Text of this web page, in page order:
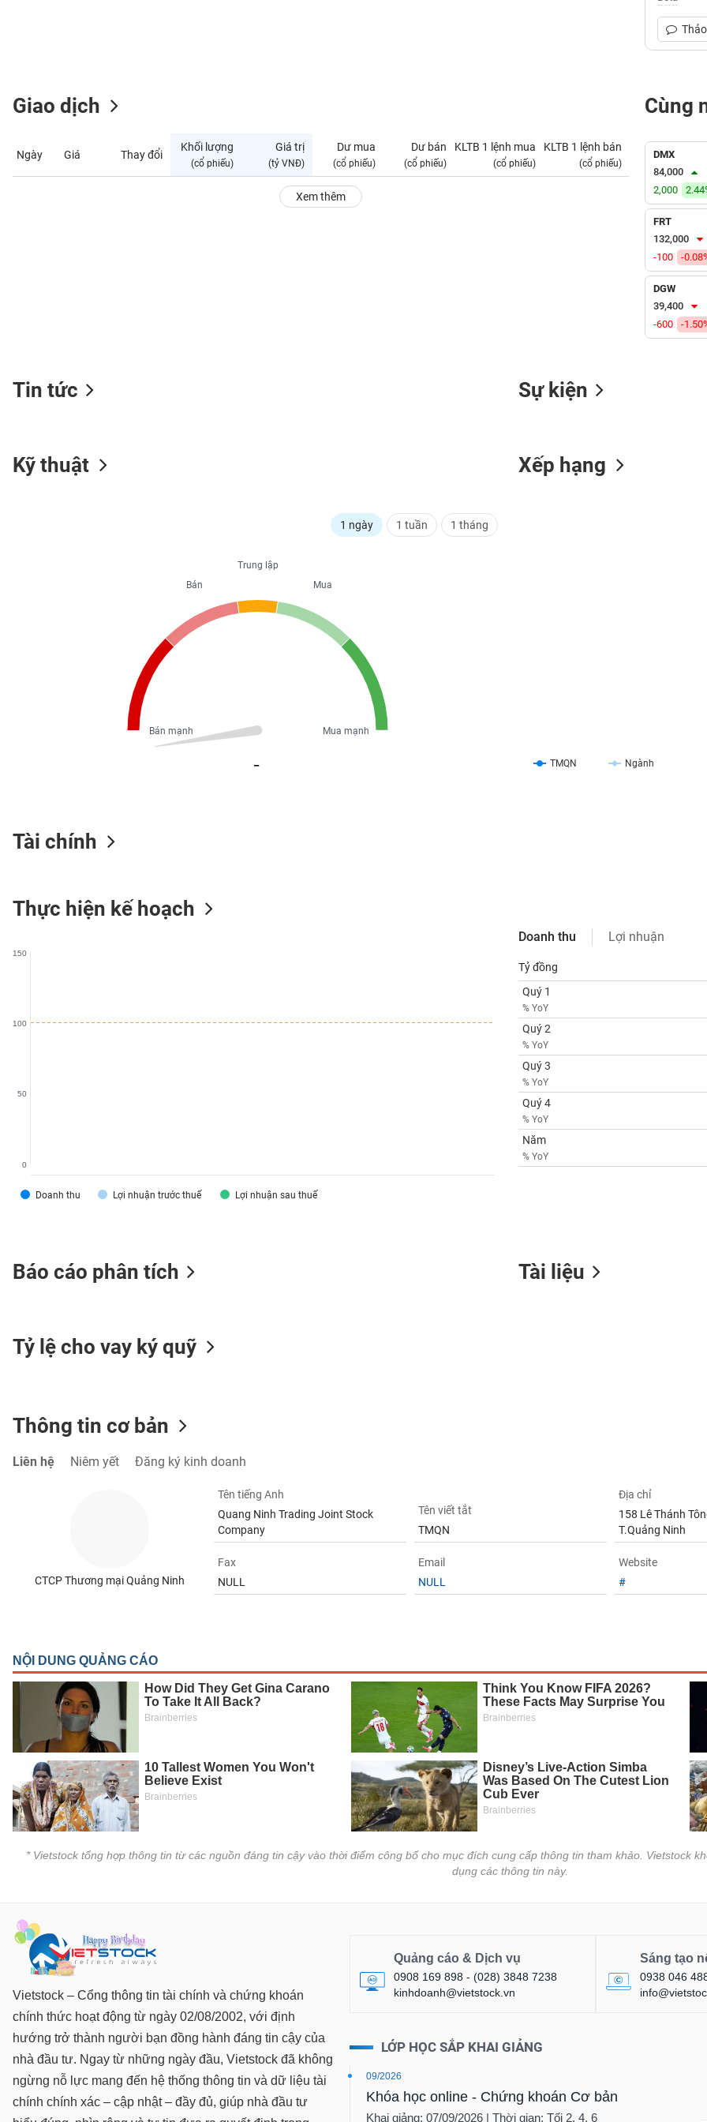
Giao dịch
Ngày Giá Thay đổi
Khối lượng
(cổ phiếu)
Giá trị
(tỷ VNĐ)
Dư mua
(cổ phiếu)
Dư bán
(cổ phiếu)
KLTB 1 lệnh mua
(cổ phiếu)
KLTB 1 lệnh bán
(cổ phiếu)
Xem thêm
Cùng
DMX
84,000
2,000
FRT
132,000
-100
-
DGW
39,400
-600
-
Tin tức Sự kiện
Kỹ thuật
1 ngày 1 tuần 1 tháng
Trung lập
Mua
Mua mạnh
Bán
Bán mạnh
Xếp hạng
TMQN Ngành
Tài chính
Thực hiện kế hoạch
Doanh thu Lợi nhuận trước thuế Lợi nhuận sau thuế
0
50
100
150
Doanh thu Lợi nhuận
Tỷ đồng
Quý 1
% YoY
Quý 2
% YoY
Quý 3
% YoY
Quý 4
% YoY
Năm
% YoY
Báo cáo phân tích Tài liệu
Tỷ lệ cho vay ký quỹ
Thông tin cơ bản
Liên hệ Niêm yết Đăng ký kinh doanh
CTCP Thương mại Quảng Ninh
Tên tiếng Anh
Quang Ninh Trading Joint Stock
Company
Tên viết tắt
TMQN
Địa chỉ
158 Lê Thánh
T.Quảng Ninh
Fax
NULL
Email
NULL
Website
#
* Vietstock tổng hợp thông tin từ các nguồn đáng tin cậy vào thời điểm công bố cho mục đích cung cấp thông tin tham khảo. Vietstock
dụng các thông tin này.
Vietstock – Cổng thông tin tài chính và chứng khoán
chính thức hoạt động từ ngày 02/08/2002, với định
hướng trở thành người bạn đồng hành đáng tin cậy của
nhà đầu tư. Ngay từ những ngày đầu, Vietstock đã không
ngừng nỗ lực mang đến hệ thống thông tin và dữ liệu tài
chính chính xác – cập nhật – đầy đủ, giúp nhà đầu tư
Quảng cáo & Dịch vụ
0908 169 898 - (028) 3848 7238
kinhdoanh@vietstock.vn
Sáng tạo
0938 046
LỚP HỌC SẮP KHAI GIẢNG
09/2026
Khóa học online - Chứng khoán Cơ bản
Khai giảng: 07/09/2026 | Thời gian: Tối 2, 4, 6
CÁ
NHÂN
TƯ
DỮ
LIỆU
Ngành
SECTOR
LƯỢNG
NGUYÊN
DÙNG
THIẾT
YẾU
CHĂM
SÓC
SỨC
KHỎE
CÔNG
THÔNG
TIN
DỊCH